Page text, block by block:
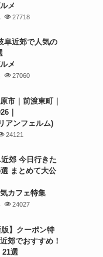
メ
27718
阜近郊で人気の
メ
27060
市｜前渡東町｜
｜
アンフェルム)
24121
近郊 今日行きた
まとめて大公
カフェ特集
24027
版】クーポン特
郊でおすすめ！
21選